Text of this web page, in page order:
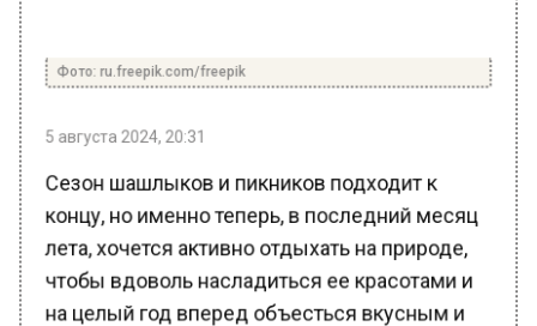
5 августа 2024, 20:31
концу, но именно теперь, в последний месяц
лета, хочется активно отдыхать на природе,
чтобы вдоволь насладиться ее красотами и
на целый год вперед объесться вкусным и
ароматным шашлыком. Однако разводить
костер и жарить мясо на мангале разрешено